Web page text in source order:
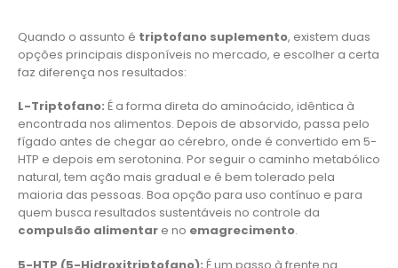
Quando o assunto é triptofano suplemento, existem duas
opções principais disponíveis no mercado, e escolher a certa
faz diferença nos resultados:
L-Triptofano: É a forma direta do aminoácido, idêntica à
encontrada nos alimentos. Depois de absorvido, passa pelo
fígado antes de chegar ao cérebro, onde é convertido em 5-
HTP e depois em serotonina. Por seguir o caminho metabólico
natural, tem ação mais gradual e é bem tolerado pela
maioria das pessoas. Boa opção para uso contínuo e para
quem busca resultados sustentáveis no controle da
compulsão alimentar e no emagrecimento.